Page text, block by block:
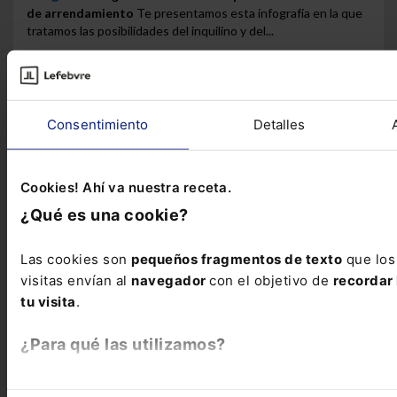
Consentimiento Detalles
Cookies! Ahí va nuestra receta.
¿Qué es una cookie?
Las cookies son pequeños fragmentos de texto que
visitas envían al navegador con el objetivo de recordar
tu visita.
¿Para qué las utilizamos?
de arrendamiento Te presentamos esta infografía en la que
tratamos las posibilidades del inquilino y del...